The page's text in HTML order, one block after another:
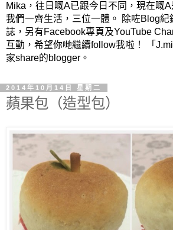
Mika，往日嘅A已跟今日不同，現在嘅A
我們一齊生活，三位一體。 除咗Blog紀
誌，另有Facebook專頁及YouTube
互動，希望你哋繼續follow我啦！ 「
家share的blogger。
2014年10月14日 星期二
蘋果包（造型包）